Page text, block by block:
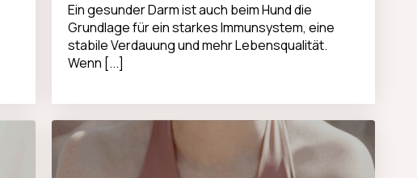
Ein gesunder Darm ist auch beim Hund die
Grundlage für ein starkes Immunsystem, eine
stabile Verdauung und mehr Lebensqualität.
Wenn [...]